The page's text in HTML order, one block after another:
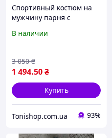
Спортивный костюм на
мужчину парня с
спортивные костюмы
каждый день
В наличии
1 494.50₴
3 050 ₴
Купить
Tonishop.com.ua 93%